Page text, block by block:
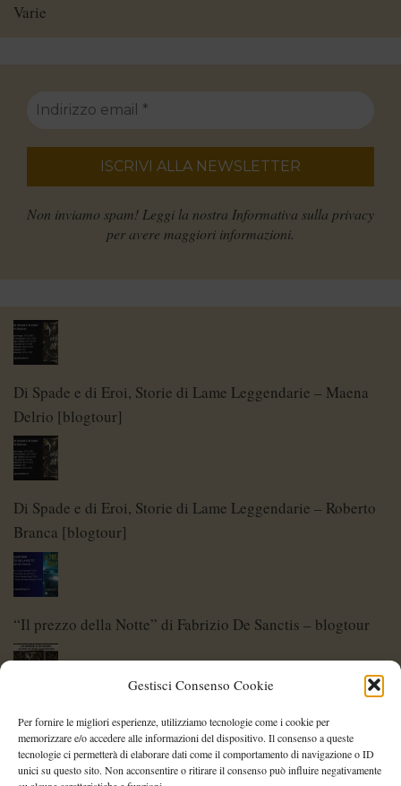
Gestisci Consenso Cookie
Per fornire le migliori esperienze, utilizziamo tecnologie come i cookie per
memorizzare e/o accedere alle informazioni del dispositivo. Il consenso a queste
tecnologie ci permetterà di elaborare dati come il comportamento di navigazione o ID
unici su questo sito. Non acconsentire o ritirare il consenso può influire negativamente
Varie
Non inviamo spam! Leggi la nostra Informativa sulla privacy
per avere maggiori informazioni.
Di Spade e di Eroi, Storie di Lame Leggendarie – Maena
Delrio [blogtour]
Di Spade e di Eroi, Storie di Lame Leggendarie – Roberto
Branca [blogtour]
“Il prezzo della Notte” di Fabrizio De Sanctis – blogtour
Di Spade e di Eroi – Storie di Lame Leggendarie